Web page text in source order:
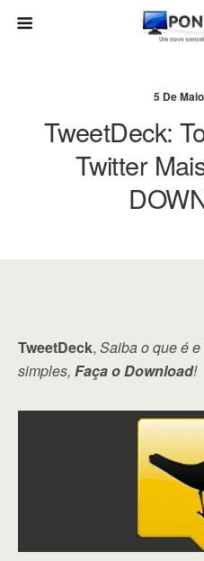
5 De
TweetDeck:
Twitter
TweetDeck, Saiba o que é
simples, Faça o Download!